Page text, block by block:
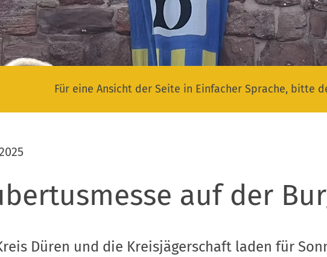
Für eine Ansicht der Seite in Einfacher Sprache, bitte
auf der
Düren und die Kreisjägerschaft laden für